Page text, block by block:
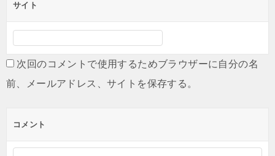
サイト
次回のコメントで使用するためブラウザーに自分の名
前、メールアドレス、サイトを保存する。
コメント